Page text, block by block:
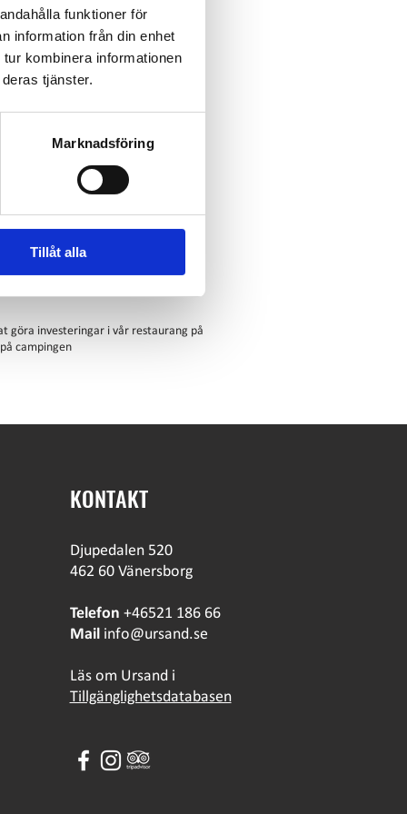
funktioner för
information från din enhet
kombinera informationen
tjänster.
Marknadsföring
Tillåt alla
göra investeringar i vår restaurang på
campingen
KONTAKT
Djupedalen 520
462 60 Vänersborg
Telefon +46521 186 66
Mail info@ursand.se
Läs om Ursand i
Tillgänglighetsdatabasen